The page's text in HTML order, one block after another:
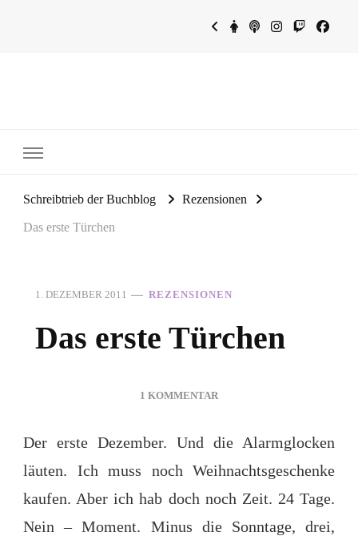
Schreibtrieb der Buchblog Rezensionen
Das erste Türchen
1. DEZEMBER 2011 REZENSIONEN
Das erste Türchen
1 KOMMENTAR
TÜRCHEN
Der erste Dezember. Und die Alarmglocken
läuten. Ich muss noch Weihnachtsgeschenke
kaufen. Aber ich hab doch noch Zeit. 24 Tage.
Nein – Moment. Minus die Sonntage, drei,